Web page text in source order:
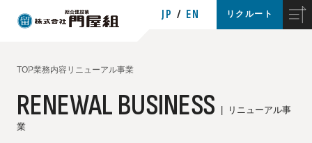
JP EN リクルート
TOP業務内容リニューアル事業
RENEWAL BUSINESS
リニューアル事
業